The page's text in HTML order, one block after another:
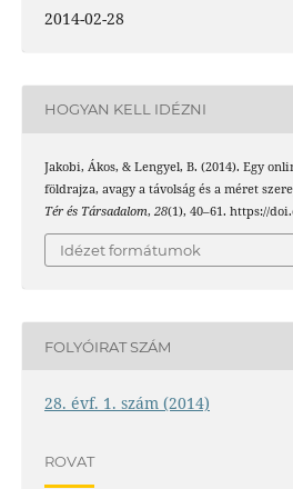
2014-02-28
HOGYAN KELL IDÉZNI
Jakobi, Ákos, & Lengyel, B. (2014). Egy
földrajza, avagy a távolság és a méret
Tér és Társadalom, 28(1), 40–61. https://
Idézet formátumok
FOLYÓIRAT SZÁM
28. évf. 1. szám (2014)
ROVAT